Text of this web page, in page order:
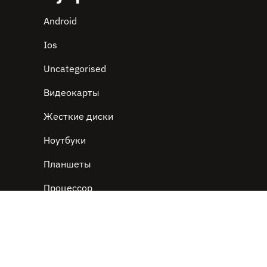
Android
Ios
Uncategorised
Видеокарты
Жесткие диски
Ноутбуки
Планшеты
Процессор